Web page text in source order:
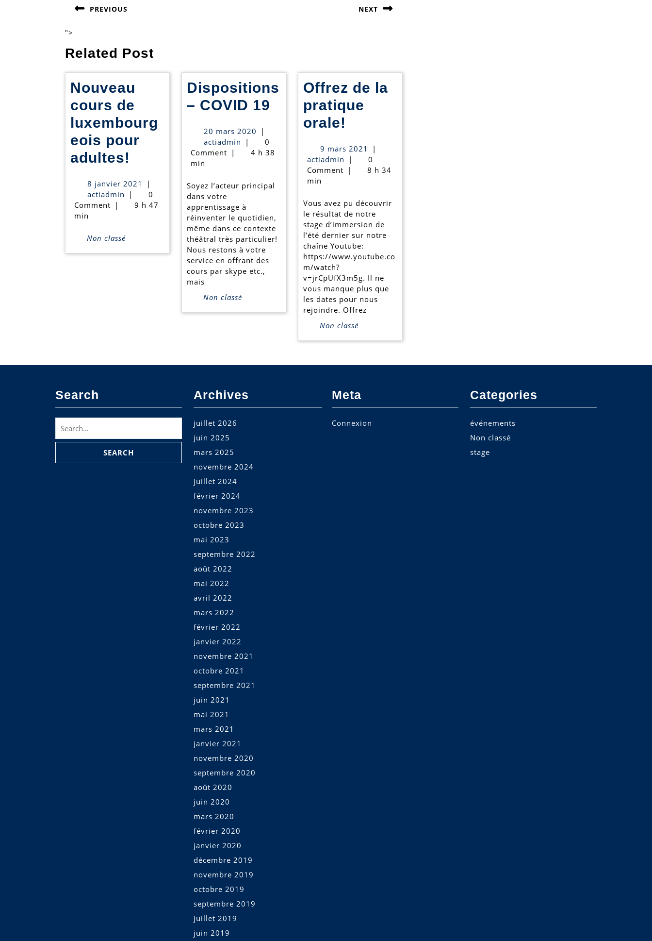
de
l’article
PREVIOUS
post:
NEXT
">
Related Post
Nouveau
cours de
luxembourg
eois pour
adultes! Nouveau
de
luxembourgeois
adultes!
8 janvier 2021
janvier
2021
|
actiadmin actiadmin
|
0
Comment |
9 h 47
min
Non classé
Dispositions
– COVID 19 Dispositions
19
20 mars 2020 20
mars
2020
|
actiadmin actiadmin
|
0
Comment |
4 h 38
min
Soyez l’acteur principal
dans votre
apprentissage à
réinventer le quotidien,
même dans ce contexte
théâtral très particulier!
Nous restons à votre
service en offrant des
cours par skype etc.,
mais
Non classé
Offrez de la
pratique
orale!
la
pratique
9 mars 2021
mars
2021
|
actiadmin actiadmin
|
0
Comment |
8 h 34
min
Vous avez pu découvrir
le résultat de notre
stage d’immersion de
l’été dernier sur notre
chaîne Youtube:
https://www.youtube.co
m/watch?
v=jrCpUfX3m5g. Il ne
vous manque plus que
les dates pour nous
rejoindre. Offrez
Non classé
Search
for:
Archives
juillet 2026
juin 2025
mars 2025
novembre 2024
juillet 2024
février 2024
novembre 2023
octobre 2023
mai 2023
septembre 2022
août 2022
mai 2022
avril 2022
mars 2022
février 2022
janvier 2022
novembre 2021
octobre 2021
septembre 2021
juin 2021
mai 2021
mars 2021
janvier 2021
novembre 2020
septembre 2020
août 2020
juin 2020
mars 2020
février 2020
janvier 2020
décembre 2019
novembre 2019
octobre 2019
septembre 2019
juillet 2019
juin 2019
Meta
Connexion
Categories
événements
Non classé
stage